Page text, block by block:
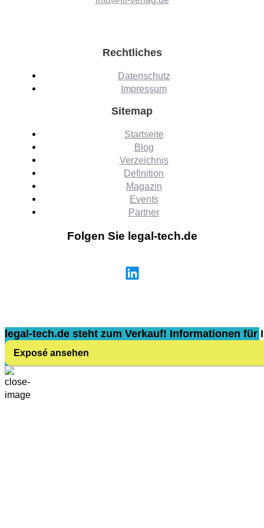
Rechtliches
Datenschutz
Impressum
Sitemap
Startseite
Blog
Verzeichnis
Definition
Magazin
Events
Partner
Folgen Sie legal-tech.de
legal-tech.de steht zum Verkauf! Informationen für
Exposé ansehen